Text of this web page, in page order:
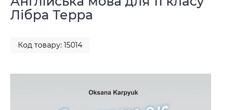
Лібра Терра
Код товару: 15014